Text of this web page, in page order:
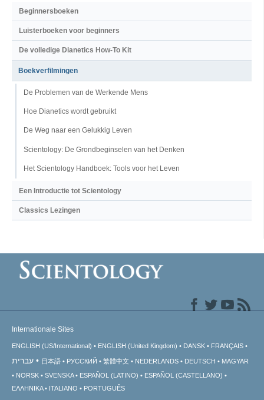
Beginnersboeken
Luisterboeken voor beginners
De volledige Dianetics How-To Kit
Boekverfilmingen
De Problemen van de Werkende Mens
Hoe Dianetics wordt gebruikt
De Weg naar een Gelukkig Leven
Scientology: De Grondbeginselen van het Denken
Het Scientology Handboek: Tools voor het Leven
Een Introductie tot Scientology
Classics Lezingen
Internationale Sites
ENGLISH (US/International) ENGLISH (United Kingdom) DANSK FRANÇAIS
עברית 日本語 РУССКИЙ 繁體中文 NEDERLANDS DEUTSCH
MAGYAR
NORSK
SVENSKA ESPAÑOL (LATINO)
ESPAÑOL (CASTELLANO)
ΕΛΛΗΝΙΚA
ITALIANO PORTUGUÊS